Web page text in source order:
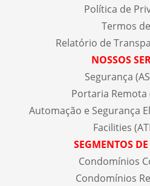
Política de
Termos
Relatório de
NOSSOS
Segurança
Portaria Remota
Automação e Segurança
Facilities
SEGMENTOS
Condomínios
Condomínios